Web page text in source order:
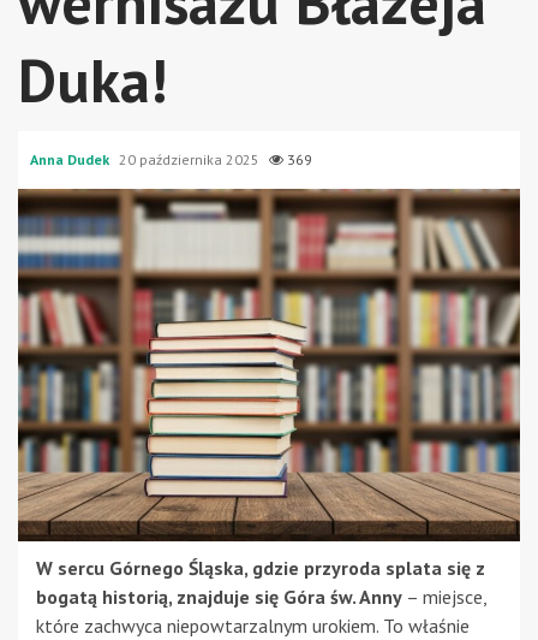
Duka!
Anna Dudek 20 października 2025 369
W sercu Górnego Śląska, gdzie przyroda splata się z
bogatą historią, znajduje się Góra św. Anny – miejsce,
które zachwyca niepowtarzalnym urokiem. To właśnie